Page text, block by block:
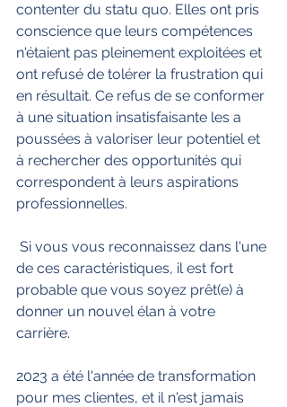
contenter du statu quo. Elles ont pris
conscience que leurs compétences
n'étaient pas pleinement exploitées et
ont refusé de tolérer la frustration qui
en résultait. Ce refus de se conformer
à une situation insatisfaisante les a
poussées à valoriser leur potentiel et
à rechercher des opportunités qui
correspondent à leurs aspirations
professionnelles.
de ces caractéristiques, il est fort
probable que vous soyez prêt(e) à
donner un nouvel élan à votre
carrière.
2023 a été l'année de transformation
pour mes clientes, et il n'est jamais